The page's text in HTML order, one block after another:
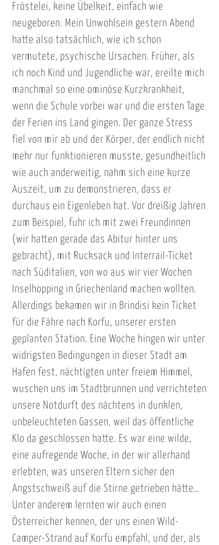
Fröstelei, keine Übelkeit, einfach wie
neugeboren. Mein Unwohlsein gestern Abend
hatte also tatsächlich, wie ich schon
vermutete, psychische Ursachen. Früher, als
ich noch Kind und Jugendliche war, ereilte mich
manchmal so eine ominöse Kurzkrankheit,
wenn die Schule vorbei war und die ersten Tage
der Ferien ins Land gingen. Der ganze Stress
fiel von mir ab und der Körper, der endlich nicht
mehr nur funktionieren musste, gesundheitlich
wie auch anderweitig, nahm sich eine kurze
Auszeit, um zu demonstrieren, dass er
durchaus ein Eigenleben hat. Vor dreißig Jahren
zum Beispiel, fuhr ich mit zwei Freundinnen
(wir hatten gerade das Abitur hinter uns
gebracht), mit Rucksack und Interrail-Ticket
nach Süditalien, von wo aus wir vier Wochen
Inselhopping in Griechenland machen wollten.
Allerdings bekamen wir in Brindisi kein Ticket
für die Fähre nach Korfu, unserer ersten
geplanten Station. Eine Woche hingen wir unter
widrigsten Bedingungen in dieser Stadt am
Hafen fest, nächtigten unter freiem Himmel,
wuschen uns im Stadtbrunnen und verrichteten
unsere Notdurft des nächtens in dunklen,
unbeleuchteten Gassen, weil das öffentliche
Klo da geschlossen hatte. Es war eine wilde,
eine aufregende Woche, in der wir allerhand
erlebten, was unseren Eltern sicher den
Angstschweiß auf die Stirne getrieben hätte…
Unter anderem lernten wir auch einen
Österreicher kennen, der uns einen Wild-
Camper-Strand auf Korfu empfahl, und der, als